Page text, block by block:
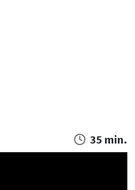
35 min.